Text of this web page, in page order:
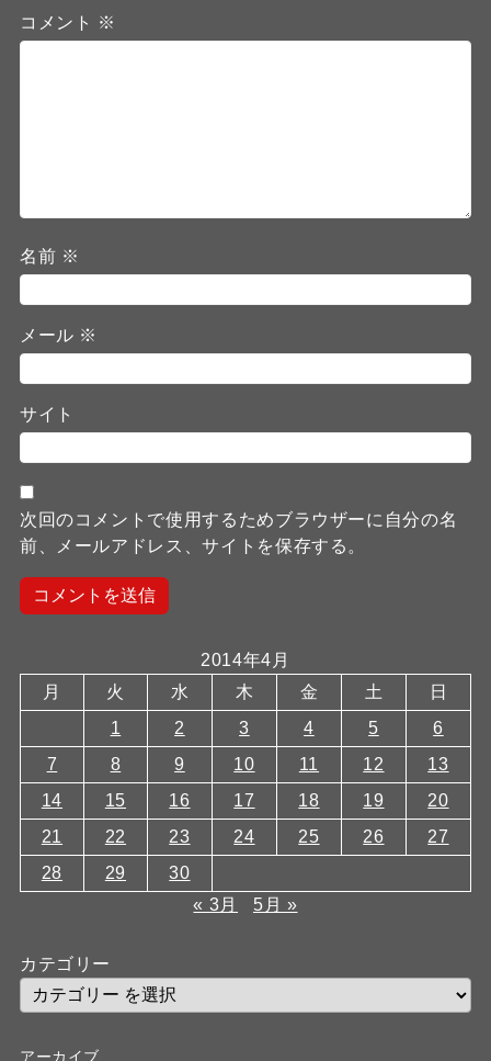
コメント ※
名前 ※
メール ※
サイト
次回のコメントで使用するためブラウザーに自分の名
前、メールアドレス、サイトを保存する。
2014年4月
月
火 水 木 金 土
日
1
2 3 4 5
6
7
8 9 10 11 12
13
14
15 16 17 18 19
20
21
22 23 24 25 26
27
28
29
30
« 3月
5月 »
カテゴリー
アーカイブ